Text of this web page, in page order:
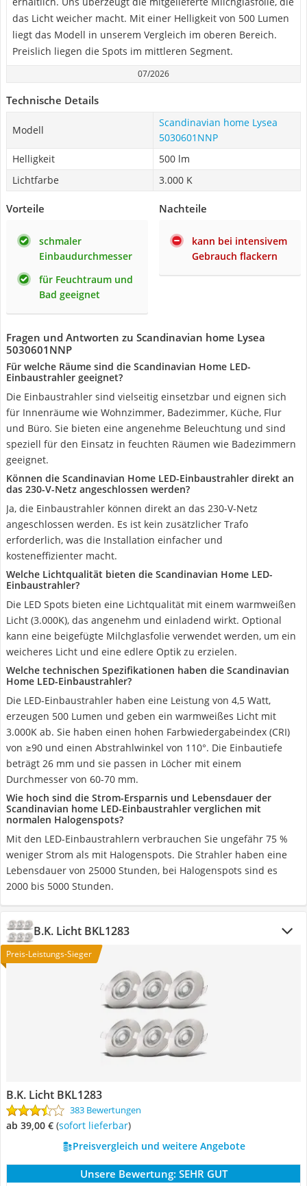
das Licht weicher macht. Mit einer Helligkeit von 500 Lumen
liegt das Modell in unserem Vergleich im oberen Bereich.
Preislich liegen die Spots im mittleren Segment.
07/2026
Technische Details
Modell
Scandinavian home Lysea
5030601NNP
Helligkeit
500 lm
Lichtfarbe
3.000 K
Vorteile
schmaler
Einbaudurchmesser
für Feuchtraum und
Bad geeignet
Nachteile
kann bei intensivem
Gebrauch flackern
Fragen und Antworten zu Scandinavian home Lysea
5030601NNP
Für welche Räume sind die Scandinavian Home LED-
Einbaustrahler geeignet?
Die Einbaustrahler sind vielseitig einsetzbar und eignen sich
für Innenräume wie Wohnzimmer, Badezimmer, Küche, Flur
und Büro. Sie bieten eine angenehme Beleuchtung und sind
speziell für den Einsatz in feuchten Räumen wie Badezimmern
geeignet.
Können die Scandinavian Home LED-Einbaustrahler direkt an
das 230-V-Netz angeschlossen werden?
Ja, die Einbaustrahler können direkt an das 230-V-Netz
angeschlossen werden. Es ist kein zusätzlicher Trafo
erforderlich, was die Installation einfacher und
kosteneffizienter macht.
Welche Lichtqualität bieten die Scandinavian Home LED-
Einbaustrahler?
Die LED Spots bieten eine Lichtqualität mit einem warmweißen
Licht (3.000K), das angenehm und einladend wirkt. Optional
kann eine beigefügte Milchglasfolie verwendet werden, um ein
weicheres Licht und eine edlere Optik zu erzielen.
Welche technischen Spezifikationen haben die Scandinavian
Home LED-Einbaustrahler?
Die LED-Einbaustrahler haben eine Leistung von 4,5 Watt,
erzeugen 500 Lumen und geben ein warmweißes Licht mit
3.000K ab. Sie haben einen hohen Farbwiedergabeindex (CRI)
von ≥90 und einen Abstrahlwinkel von 110°. Die Einbautiefe
beträgt 26 mm und sie passen in Löcher mit einem
Durchmesser von 60-70 mm.
Wie hoch sind die Strom-Ersparnis und Lebensdauer der
Scandinavian home LED-Einbaustrahler verglichen mit
normalen Halogenspots?
Mit den LED-Einbaustrahlern verbrauchen Sie ungefähr 75 %
weniger Strom als mit Halogenspots. Die Strahler haben eine
Lebensdauer von 25000 Stunden, bei Halogenspots sind es
2000 bis 5000 Stunden.
B.K. Licht BKL1283
Preis-Leistungs-Sieger
B.K. Licht BKL1283
383 Bewertungen
ab 39,00 € ( Sofort lieferbar)
Preisvergleich und weitere Angebote
Unsere Bewertung: SEHR GUT